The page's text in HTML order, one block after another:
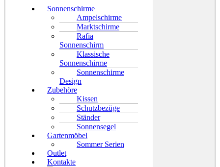
Sonnenschirme
Ampelschirme
Marktschirme
Rafia
Sonnenschirm
Klassische
Sonnenschirme
Sonnenschirme
Design
Zubehöre
Kissen
Schutzbezüge
Ständer
Sonnensegel
Gartenmöbel
Sommer Serien
Outlet
Kontakte